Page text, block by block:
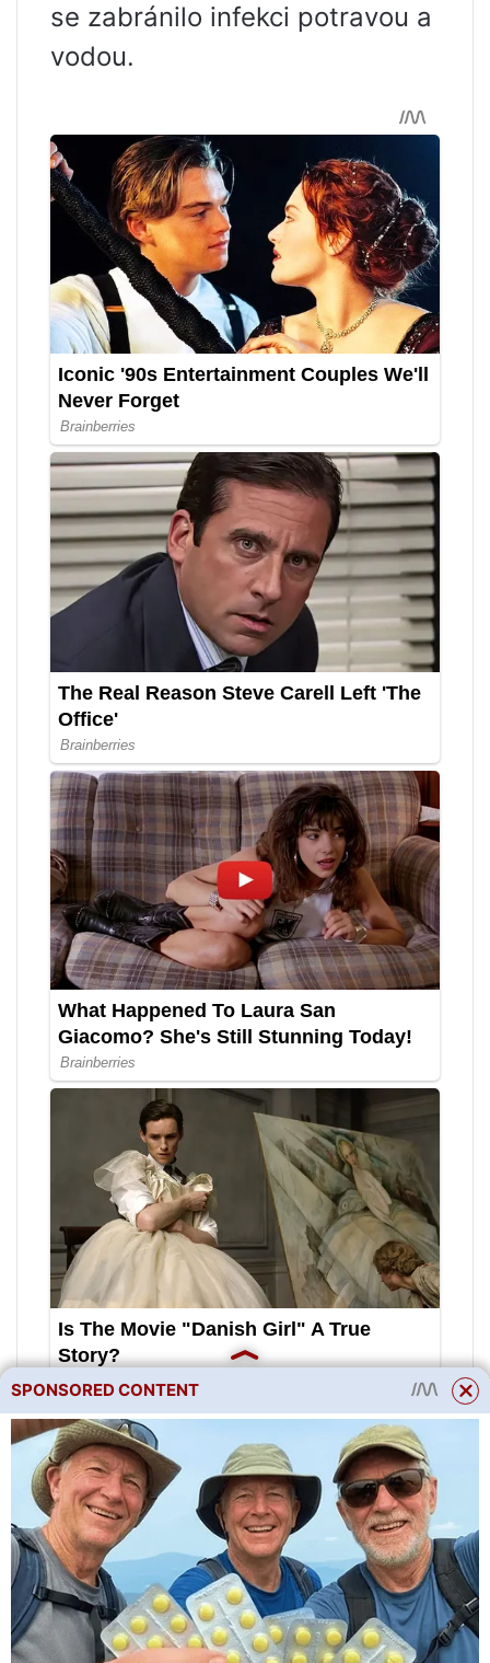
se zabránilo infekci potravou a
vodou.
Kvalitu krmiva musíme
neustále sledovat. Potraviny
musí být čerstvé, bez
kontaminace nebo plísně. V
případě potřeby je lepší
poradit se s výběrem stravy s
SPONSORED CONTENT